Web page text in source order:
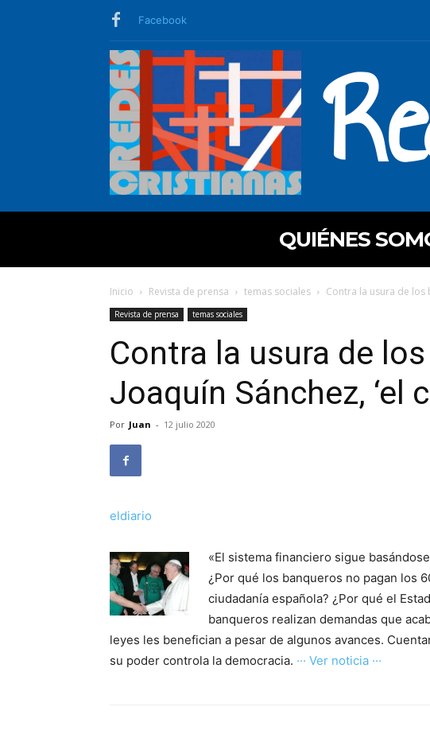
Facebook
QUIÉNES
Inicio Revista de prensa temas sociales Contra la usura de los
Revista de prensa temas sociales
Contra la usura de
Joaquín Sánchez, ‘el
Por Juan - 12 julio 2020
eldiario
«El sistema financiero sigue
¿Por qué los banqueros no pagan los
ciudadanía española? ¿Por qué el
banqueros realizan demandas que
leyes les benefician a pesar de algunos avances.
su poder controla la democracia. ··· Ver noticia ···